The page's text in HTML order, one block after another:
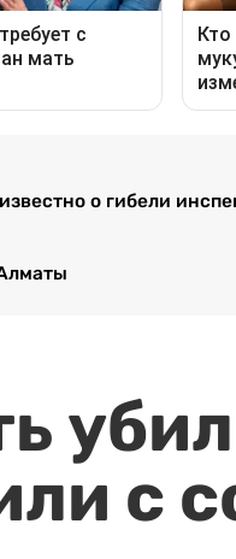
о гибели
с